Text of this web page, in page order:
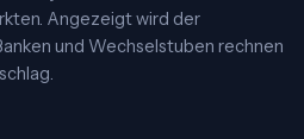
Angezeigt wird der
und Wechselstuben rechnen